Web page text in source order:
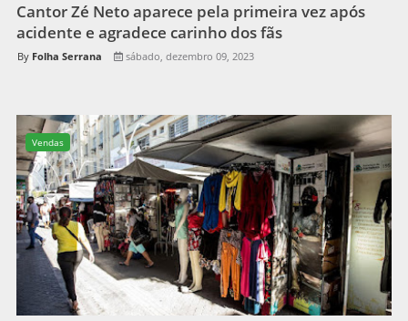
Cantor Zé Neto aparece pela primeira vez após
acidente e agradece carinho dos fãs
Folha Serrana sábado, dezembro 09, 2023
Vendas